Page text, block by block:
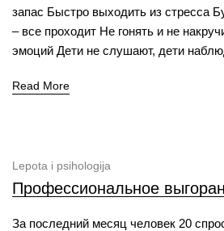
запас Быстро выходить из стресса
– все проходит Не гонять и не
эмоций Дети не слушают, дети
Read More
Lepota i psihologija
Профессиональное
За последний месяц человек 20